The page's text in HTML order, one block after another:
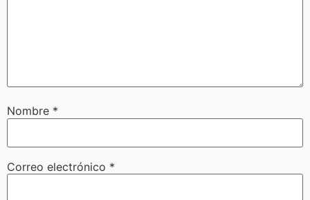
Nombre *
Correo electrónico *